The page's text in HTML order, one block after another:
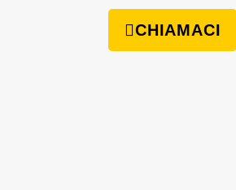
CHIAMACI